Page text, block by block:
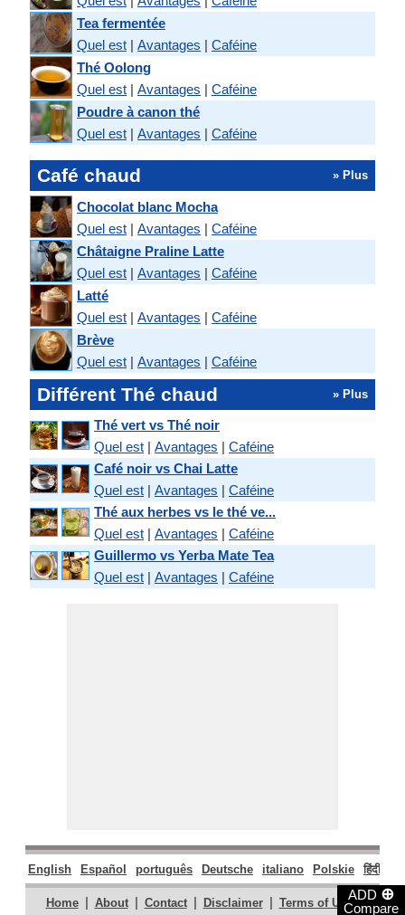
ADD ⊕
Compare
Tea fermentée
Quel est | Avantages | Caféine
Thé Oolong
Quel est | Avantages | Caféine
Poudre à canon thé
Quel est | Avantages | Caféine
Café chaud » Plus
Chocolat blanc Mocha
Quel est | Avantages | Caféine
Châtaigne Praline Latte
Quel est | Avantages | Caféine
Latté
Quel est | Avantages | Caféine
Brève
Quel est | Avantages | Caféine
Différent Thé chaud » Plus
Thé vert vs Thé noir
Quel est | Avantages | Caféine
Café noir vs Chai Latte
Quel est | Avantages | Caféine
Thé aux herbes vs le thé ve...
Quel est | Avantages | Caféine
Guillermo vs Yerba Mate Tea
Quel est | Avantages | Caféine
English Español português Deutsche italiano Polskie हिंदी
Home | About | Contact | Disclaimer | Terms of Use |